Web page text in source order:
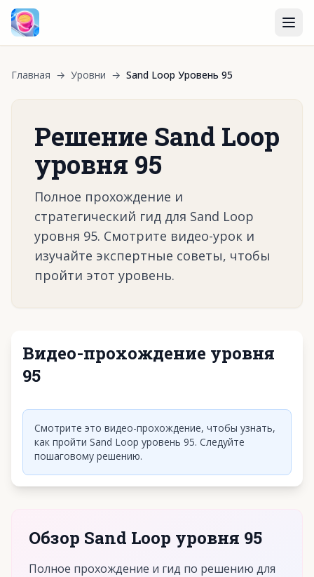
Главная → Уровни → Sand Loop Уровень 95
Решение Sand Loop
уровня 95
Полное прохождение и
стратегический гид для Sand Loop
уровня 95. Смотрите видео-урок и
изучайте экспертные советы, чтобы
пройти этот уровень.
Видео-прохождение уровня
95
Смотрите это видео-прохождение, чтобы узнать,
как пройти Sand Loop уровень 95. Следуйте
пошаговому решению.
Обзор Sand Loop уровня 95
Полное прохождение и гид по решению для